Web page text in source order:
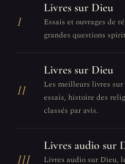
I
Livres sur Dieu
Essais et ouvrages de
grandes questions
II
Livres sur Dieu
Les meilleurs livres
essais, histoire des
classés par avis.
III
Livres audio sur
Livres audio sur Dieu,